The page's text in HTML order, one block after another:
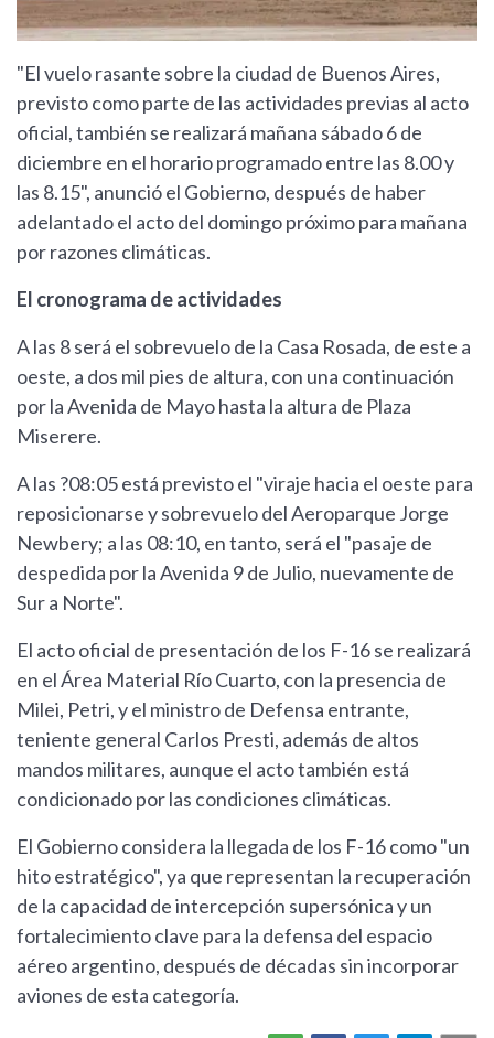
"El vuelo rasante sobre la ciudad de Buenos Aires,
previsto como parte de las actividades previas al acto
oficial, también se realizará mañana sábado 6 de
diciembre en el horario programado entre las 8.00 y
las 8.15", anunció el Gobierno, después de haber
adelantado el acto del domingo próximo para mañana
por razones climáticas.
El cronograma de actividades
A las 8 será el sobrevuelo de la Casa Rosada, de este a
oeste, a dos mil pies de altura, con una continuación
por la Avenida de Mayo hasta la altura de Plaza
Miserere.
A las ?08:05 está previsto el "viraje hacia el oeste para
reposicionarse y sobrevuelo del Aeroparque Jorge
Newbery; a las 08:10, en tanto, será el "pasaje de
despedida por la Avenida 9 de Julio, nuevamente de
Sur a Norte".
El acto oficial de presentación de los F-16 se realizará
en el Área Material Río Cuarto, con la presencia de
Milei, Petri, y el ministro de Defensa entrante,
teniente general Carlos Presti, además de altos
mandos militares, aunque el acto también está
condicionado por las condiciones climáticas.
El Gobierno considera la llegada de los F-16 como "un
hito estratégico", ya que representan la recuperación
de la capacidad de intercepción supersónica y un
fortalecimiento clave para la defensa del espacio
aéreo argentino, después de décadas sin incorporar
aviones de esta categoría.